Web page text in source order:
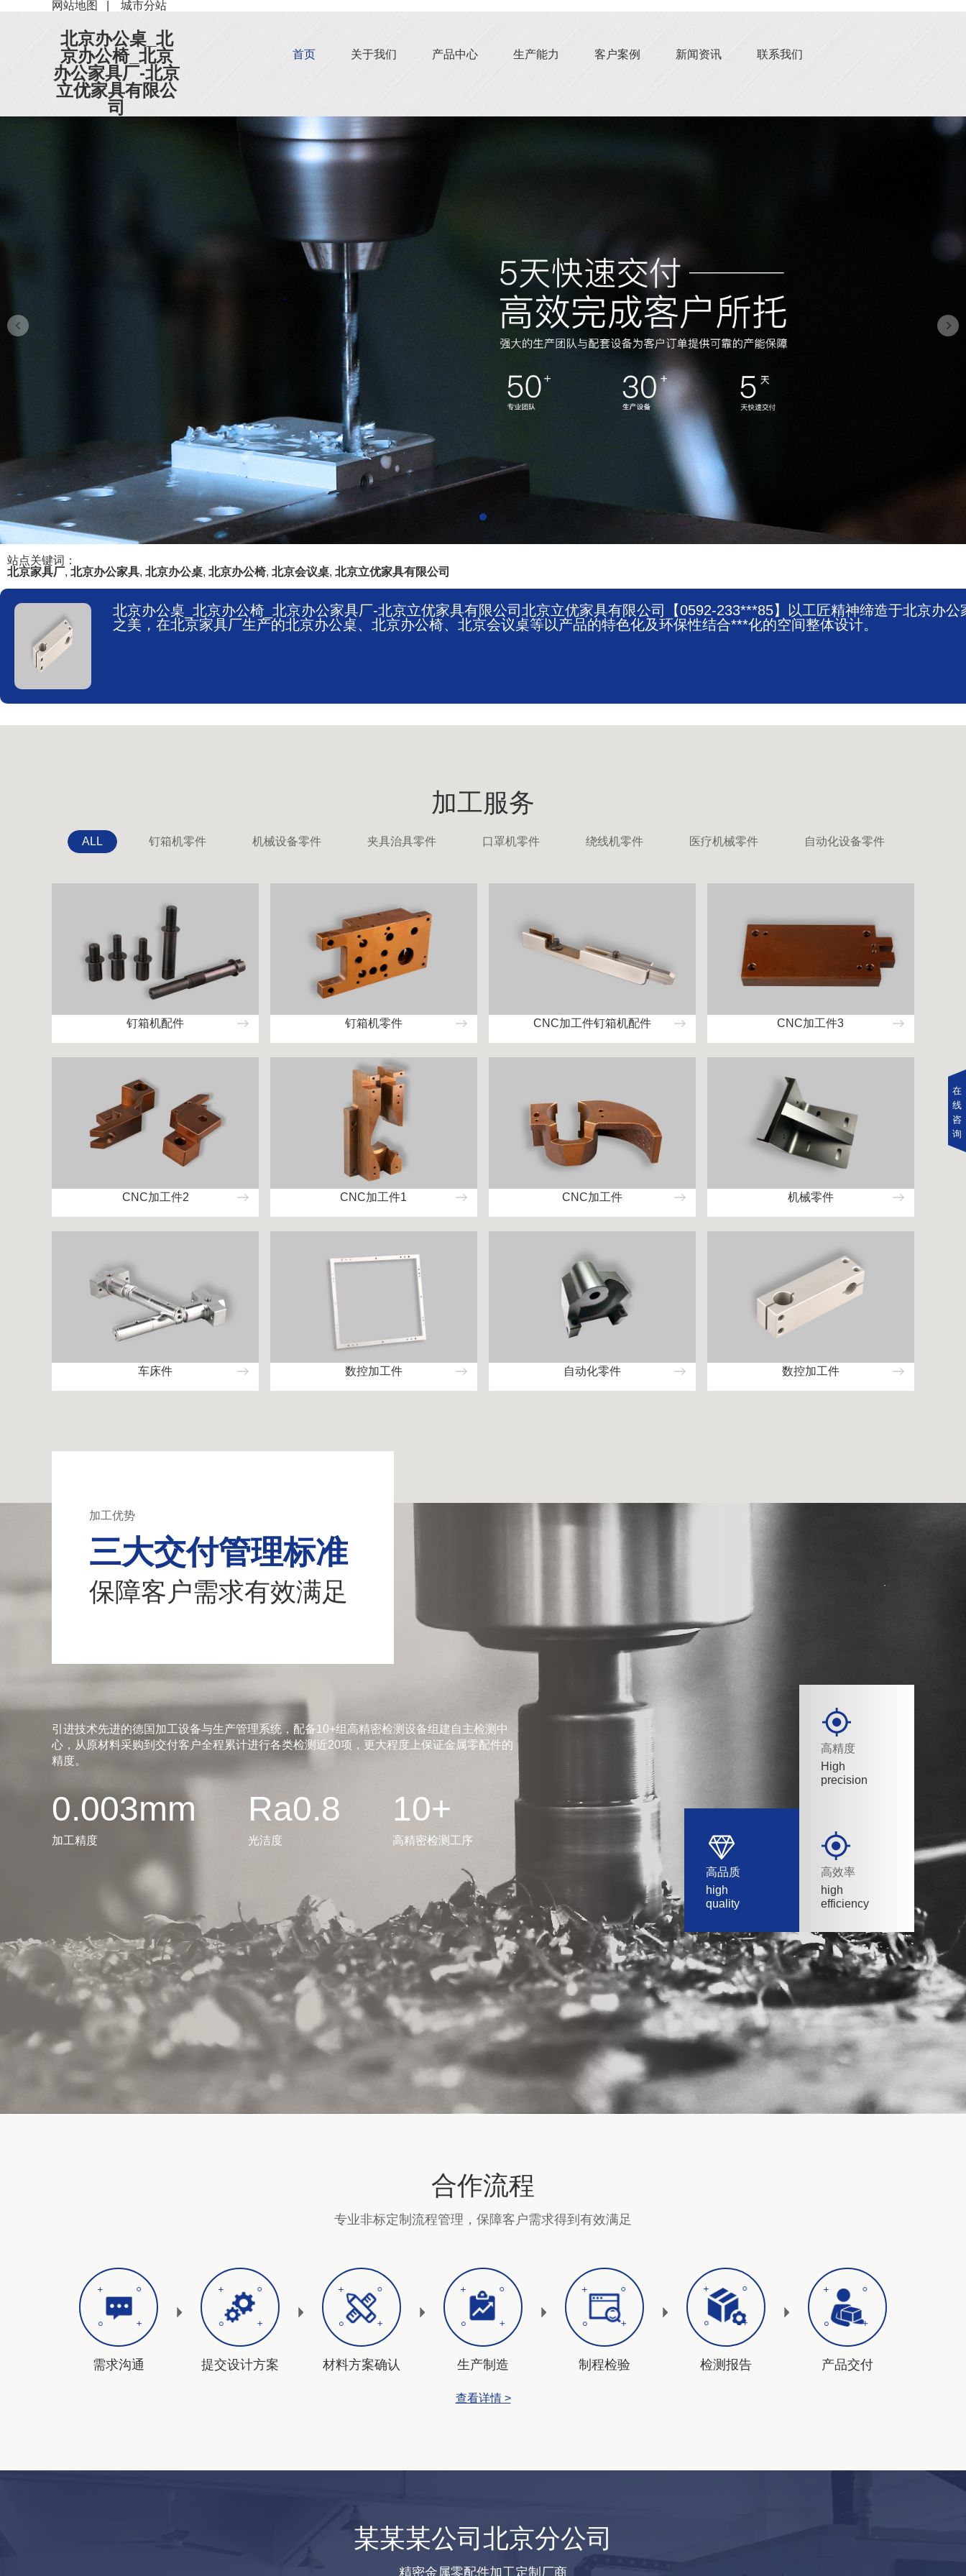
网站地图 城市分站
北京办公桌_北
京办公椅_北京
办公家具厂-北京
立优家具有限公
司
首页 关于我们 产品中心 生产能力 客户案例 新闻资讯 联系我们
站点关键词：
北京家具厂, 北京办公家具, 北京办公桌, 北京办公椅, 北京会议桌, 北京立优家具有限公司
北京办公桌_北京办公椅_北京办公家具厂-北京立优家具有限公司北京立优家具有限公司【0592-233***85】以工匠精神缔造于北京办公
之美，在北京家具厂生产的北京办公桌、北京办公椅、北京会议桌等以产品的特色化及环保性结合***化的空间整体设计。
加工服务
ALL 钉箱机零件 机械设备零件 夹具治具零件 口罩机零件 绕线机零件 医疗机械零件 自动化设备零件
钉箱机配件 钉箱机零件 CNC加工件钉箱机配件 CNC加工件3
CNC加工件2 CNC加工件1 CNC加工件 机械零件
车床件 数控加工件 自动化零件 数控加工件
加工优势
三大交付管理标准
保障客户需求有效满足
引进技术先进的德国加工设备与生产管理系统，配备10+组高精密检测设备组建自主检测中
心，从原材料采购到交付客户全程累计进行各类检测近20项，更大程度上保证金属零配件的
精度。
0.003mm
加工精度
Ra0.8
光洁度
10+
高精密检测工序
高精度
High
precision
高品质
high
quality
高效率
high
efficiency
合作流程
专业非标定制流程管理，保障客户需求得到有效满足
需求沟通 提交设计方案 材料方案确认 生产制造 制程检验 检测报告 产品交付
查看详情 >
某某某公司北京分公司
精密金属零配件加工定制厂商
在
线
咨
询